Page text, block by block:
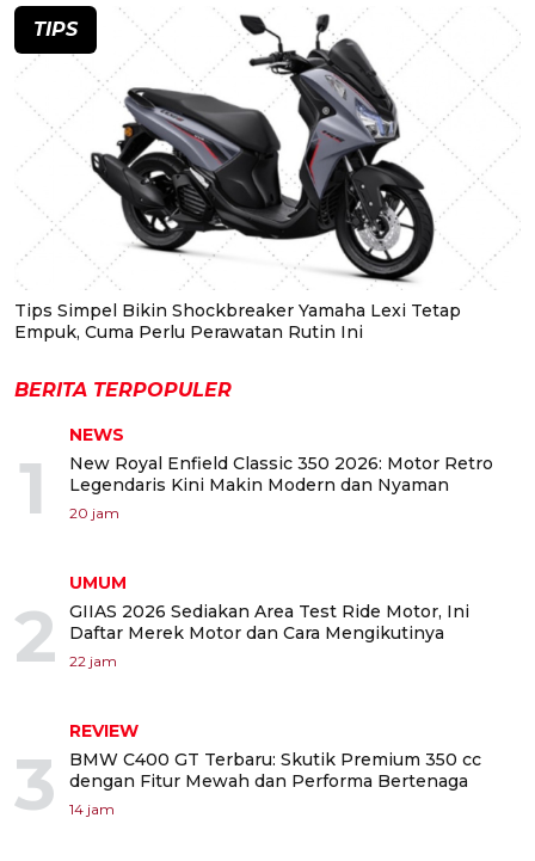
TIPS
Tips Simpel Bikin Shockbreaker Yamaha Lexi Tetap
Empuk, Cuma Perlu Perawatan Rutin Ini
BERITA TERPOPULER
1
NEWS
New Royal Enfield Classic 350 2026: Motor Retro
Legendaris Kini Makin Modern dan Nyaman
20 jam
2
UMUM
GIIAS 2026 Sediakan Area Test Ride Motor, Ini
Daftar Merek Motor dan Cara Mengikutinya
22 jam
3
REVIEW
BMW C400 GT Terbaru: Skutik Premium 350 cc
dengan Fitur Mewah dan Performa Bertenaga
14 jam